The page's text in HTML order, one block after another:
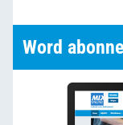
Word